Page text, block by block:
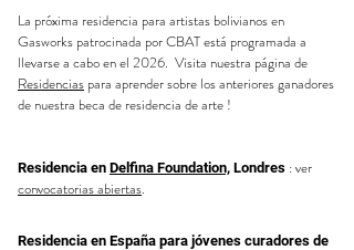
La próxima residencia para artistas bolivianos en
Gasworks patrocinada por CBAT está programada a
llevarse a cabo en el 2026. Visita nuestra página de
Residencias para aprender sobre los anteriores ganadores
de nuestra beca de residencia de arte !
Residencia en Delfina Foundation, Londres : ver
convocatorias abiertas.
Residencia en España para jóvenes curadores de